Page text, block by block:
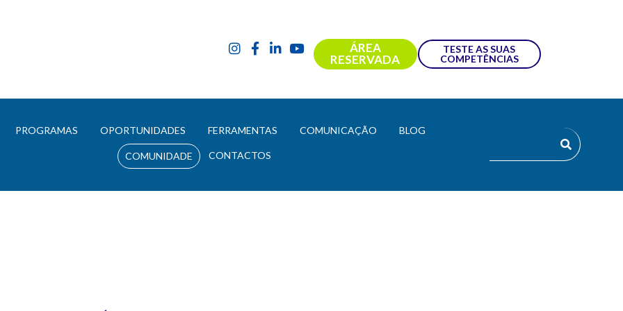
ÁREA
RESERVADA
TESTE AS SUAS
COMPETÊNCIAS
PROGRAMAS OPORTUNIDADES FERRAMENTAS COMUNICAÇÃO BLOG
COMUNIDADE CONTACTOS